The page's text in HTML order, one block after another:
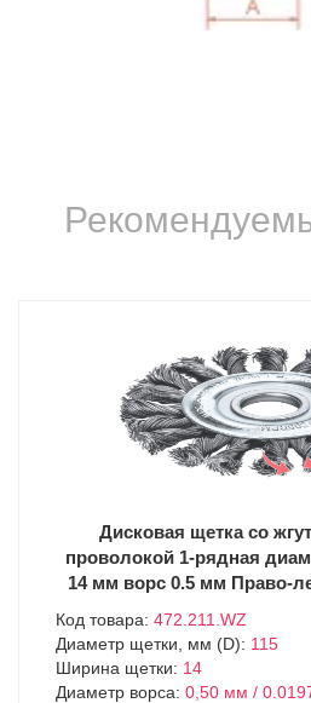
Дисковая щетка со
проволокой 1-рядная
14 мм ворс 0.5 мм Право-
Код товара: 472.211.WZ
Диаметр щетки, мм (D): 115
Ширина щетки: 14
Диаметр ворса: 0,50 мм /